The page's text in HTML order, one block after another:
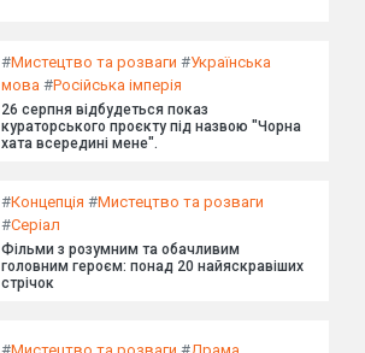
#Мистецтво та розваги #Українська
мова #Російська імперія
26 серпня відбудеться показ
кураторського проєкту під назвою "Чорна
хата всередині мене".
#Концепція #Мистецтво та розваги
#Серіал
Фільми з розумним та обачливим
головним героєм: понад 20 найяскравіших
стрічок